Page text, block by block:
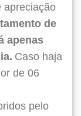
apreciação
de
apenas
Caso haja
de 06
pelo